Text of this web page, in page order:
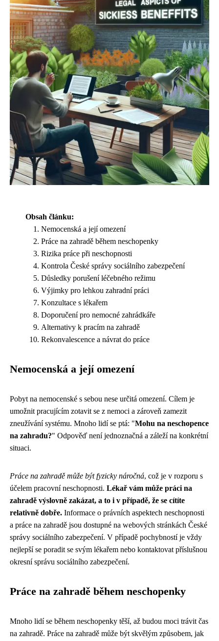
Obsah článku:
Nemocenská a její omezení
Práce na zahradě během neschopenky
Rizika práce při neschopnosti
Kontrola České správy sociálního zabezpečení
Důsledky porušení léčebného režimu
Výjimky pro lehkou zahradní práci
Konzultace s lékařem
Doporučení pro nemocné zahrádkáře
Alternativy k pracím na zahradě
Rekonvalescence a návrat do práce
Nemocenská a její omezení
Pobyt na nemocenské s sebou nese určitá omezení. Cílem je
umožnit pracujícím zotavit se z nemoci a zároveň zamezit
zneužívání systému. Mnoho lidí se ptá: "Mohu na neschopence
na zahradu?" Odpověď není jednoznačná a záleží na konkrétní
situaci.
Práce na zahradě může být fyzicky náročná, což je v rozporu s
účelem pracovní neschopnosti. Lékař vám může práci na
zahradě výslovně zakázat, a to i v případě, že se cítíte
relativně dobře. Informace o právních aspektech neschopnosti
a práce na zahradě jsou dostupné na webových stránkách České
správy sociálního zabezpečení. V případě pochybností je vždy
nejlepší se poradit se svým lékařem nebo kontaktovat příslušnou
okresní správu sociálního zabezpečení.
Práce na zahradě během neschopenky
Mnoho lidí se během neschopenky těší, až budou moci trávit čas
na zahradě. Práce na zahradě může být skvělým způsobem, jak